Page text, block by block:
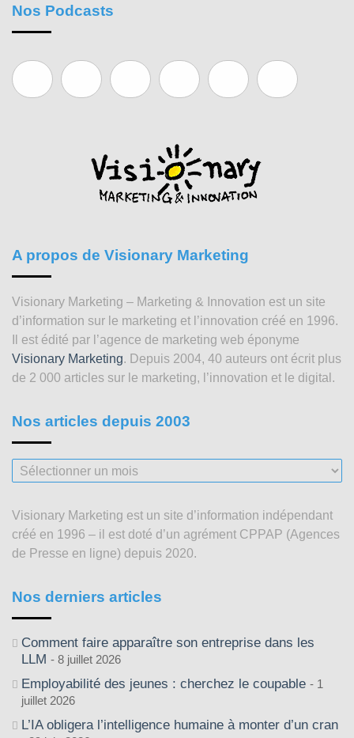
Nos Podcasts
A propos de Visionary Marketing
Visionary Marketing – Marketing & Innovation est un site
d’information sur le marketing et l’innovation créé en 1996.
Il est édité par l’agence de marketing web éponyme
Visionary Marketing. Depuis 2004, 40 auteurs ont écrit plus
de 2 000 articles sur le marketing, l’innovation et le digital.
Nos articles depuis 2003
Nos
articles
2003
Visionary Marketing est un site d’information indépendant
créé en 1996 – il est doté d’un agrément CPPAP (Agences
de Presse en ligne) depuis 2020.
Nos derniers articles
Comment faire apparaître son entreprise dans les
LLM
8 juillet 2026
Employabilité des jeunes : cherchez le coupable
1
juillet 2026
L’IA obligera l’intelligence humaine à monter d’un cran